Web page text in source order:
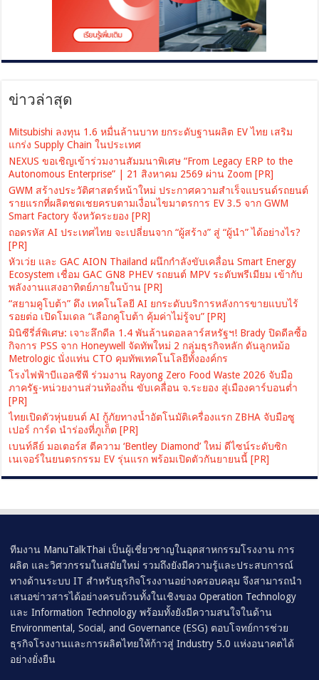
ข่าวล่าสุด
Mitsubishi ลงทุน 1.6 หมื่นล้านบาท ยกระดับฐานผลิต EV ไทย เสริม
แกร่ง Supply Chain ในประเทศ
NEXUS ขอเชิญเข้าร่วมงานสัมมนาพิเศษ “From Legacy ERP to the
Autonomous Enterprise” | 21 สิงหาคม 2569 ผ่าน Zoom [PR]
GWM สร้างประวัติศาสตร์หน้าใหม่ ประกาศความสำเร็จแบรนด์รถยนต์
รายแรกที่ผลิตชดเชยครบตามเงื่อนไขมาตรการ EV 3.5 จาก GWM
Smart Factory จังหวัดระยอง [PR]
ถอดรหัส AI ประเทศไทย จะเปลี่ยนจาก “ผู้สร้าง” สู่ “ผู้นำ” ได้อย่างไร?
[PR]
หัวเว่ย และ GAC AION Thailand ผนึกกำลังขับเคลื่อน Smart Energy
Ecosystem เชื่อม GAC GN8 PHEV รถยนต์ MPV ระดับพรีเมียม เข้ากับ
พลังงานแสงอาทิตย์ภายในบ้าน [PR]
“สยามคูโบต้า” ดึง เทคโนโลยี AI ยกระดับบริการหลังการขายแบบไร้
รอยต่อ เปิดโมเดล “เลือกคูโบต้า คุ้มค่าไม่รู้จบ” [PR]
มินิซีรี่ส์พิเศษ: เจาะลึกดีล 1.4 พันล้านดอลลาร์สหรัฐฯ! Brady ปิดดีลซื้อ
กิจการ PSS จาก Honeywell จัดทัพใหม่ 2 กลุ่มธุรกิจหลัก ดันลูกหม้อ
Metrologic นั่งแท่น CTO คุมทัพเทคโนโลยีทั้งองค์กร
โรงไฟฟ้าบีแอลซีพี ร่วมงาน Rayong Zero Food Waste 2026 จับมือ
ภาครัฐ-หน่วยงานส่วนท้องถิ่น ขับเคลื่อน จ.ระยอง สู่เมืองคาร์บอนต่ำ
[PR]
ไทยเปิดตัวหุ่นยนต์ AI กู้ภัยทางน้ำอัตโนมัติเครื่องแรก ZBHA จับมือซู
เปอร์ การ์ด นำร่องที่ภูเก็ต [PR]
เบนท์ลีย์ มอเตอร์ส ตีความ ‘Bentley Diamond’ ใหม่ ดีไซน์ระดับซิก
เนเจอร์ในยนตรกรรม EV รุ่นแรก พร้อมเปิดตัวกันยายนนี้ [PR]
ทีมงาน ManuTalkThai เป็นผู้เชี่ยวชาญในอุตสาหกรรมโรงงาน การ
ผลิต และวิศวกรรมในสมัยใหม่ รวมถึงยังมีความรู้และประสบการณ์
ทางด้านระบบ IT สำหรับธุรกิจโรงงานอย่างครอบคลุม จึงสามารถนำ
เสนอข่าวสารได้อย่างครบถ้วนทั้งในเชิงของ Operation Technology
และ Information Technology พร้อมทั้งยังมีความสนใจในด้าน
Environmental, Social, and Governance (ESG) ตอบโจทย์การช่วย
ธุรกิจโรงงานและการผลิตไทยให้ก้าวสู่ Industry 5.0 แห่งอนาคตได้
อย่างยั่งยืน